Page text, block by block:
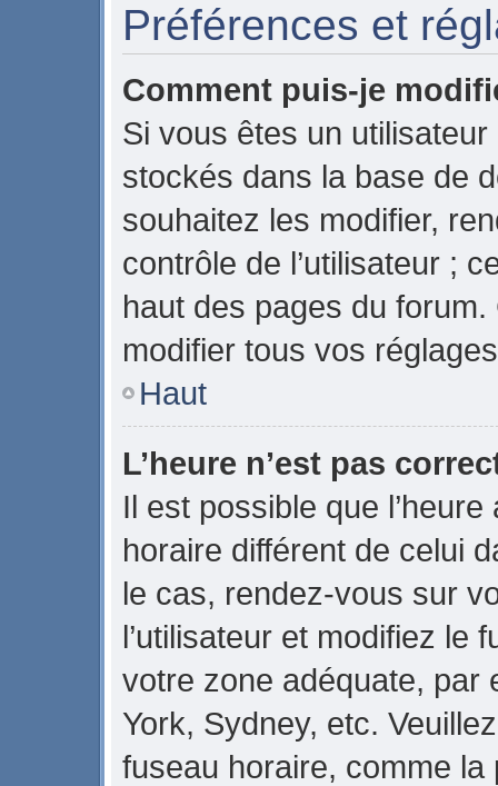
Préférences et
Comment puis-je
Si vous êtes un
stockés dans la base de
souhaitez les modifier,
contrôle de l’utilisateur ;
haut des pages du
modifier tous vos
Haut
L’heure n’est pas
Il est possible que
horaire différent de celui
le cas, rendez-vous sur
l’utilisateur et modifiez le
votre zone adéquate, par
York, Sydney, etc.
fuseau horaire, comme la